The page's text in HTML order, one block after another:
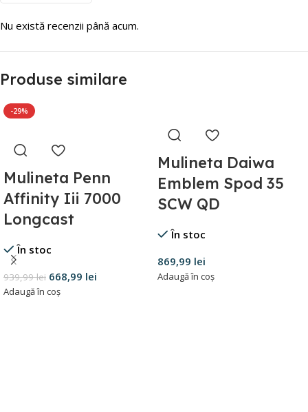
Nu există recenzii până acum.
Produse similare
-29%
Mulineta Penn
Affinity Iii 7000
Longcast
În stoc
939,99lei 668,99 lei
Adaugă în coș
Mulineta Daiwa
Emblem Spod 35
SCW QD
În stoc
869,99 lei
Adaugă în coș